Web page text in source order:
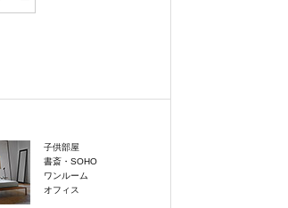
子供部屋
書斎・SOHO
ワンルーム
オフィス